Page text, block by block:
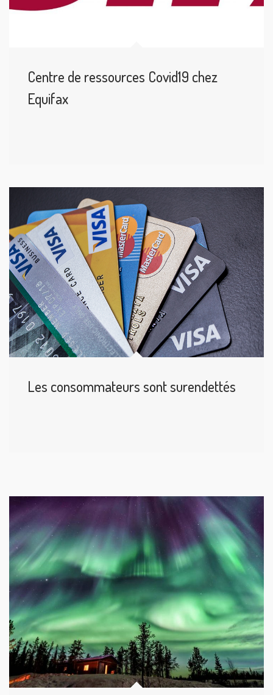
Centre de ressources Covid19 chez
Equifax
Les consommateurs sont surendettés